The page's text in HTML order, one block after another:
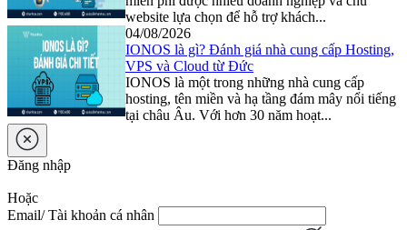
website lựa chọn để hỗ trợ khách...
04/08/2026
IONOS là gì? Đánh giá nhà cung cấp Hosting,
VPS và Cloud từ Đức
IONOS là một trong những nhà cung cấp
hosting, tên miền và hạ tầng đám mây nổi tiếng
tại châu Âu. Với hơn 30 năm hoạt...
Đăng nhập
Hoặc
Email/ Tài khoản cá nhân